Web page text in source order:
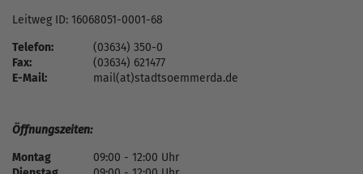
Leitweg ID: 16068051-0001-68
Telefon:
(03634) 350-0
Fax:
(03634) 621477
E-Mail:
mail(at)stadtsoemmerda.de
Öffnungszeiten:
Montag
09:00 - 12:00 Uhr